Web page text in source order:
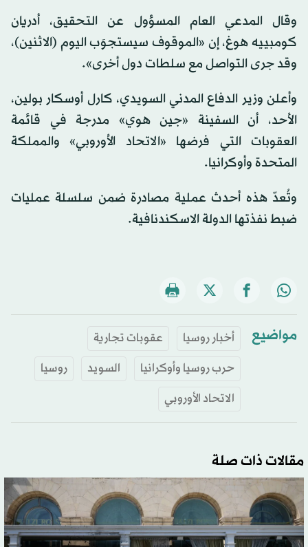
وقال المدعي العام المسؤول عن التحقيق، أدريان
كومبييه هوغ، إن «الموقوف سيستجوَب اليوم (الاثنين)،
وقد جرى التواصل مع سلطات دول أخرى».
وأعلن وزير الدفاع المدني السويدي، كارل أوسكار بولين،
الأحد، أن السفينة «جين هوي» مدرجة في قائمة
العقوبات التي فرضها «الاتحاد الأوروبي» والمملكة
المتحدة وأوكرانيا.
وتُعدّ هذه أحدث عملية مصادرة ضمن سلسلة عمليات
ضبط نفذتها الدولة الاسكندنافية.
مواضيع أخبار روسيا
عقوبات تجارية
حرب روسيا وأوكرانيا
السويد
روسيا
الاتحاد الأوروبي
مقالات ذات صلة